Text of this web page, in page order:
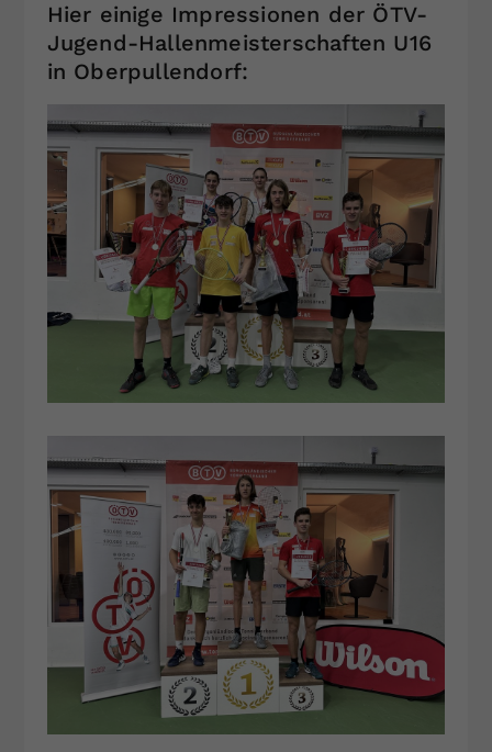
Hier einige Impressionen der ÖTV-
Jugend-Hallenmeisterschaften U16
in Oberpullendorf: